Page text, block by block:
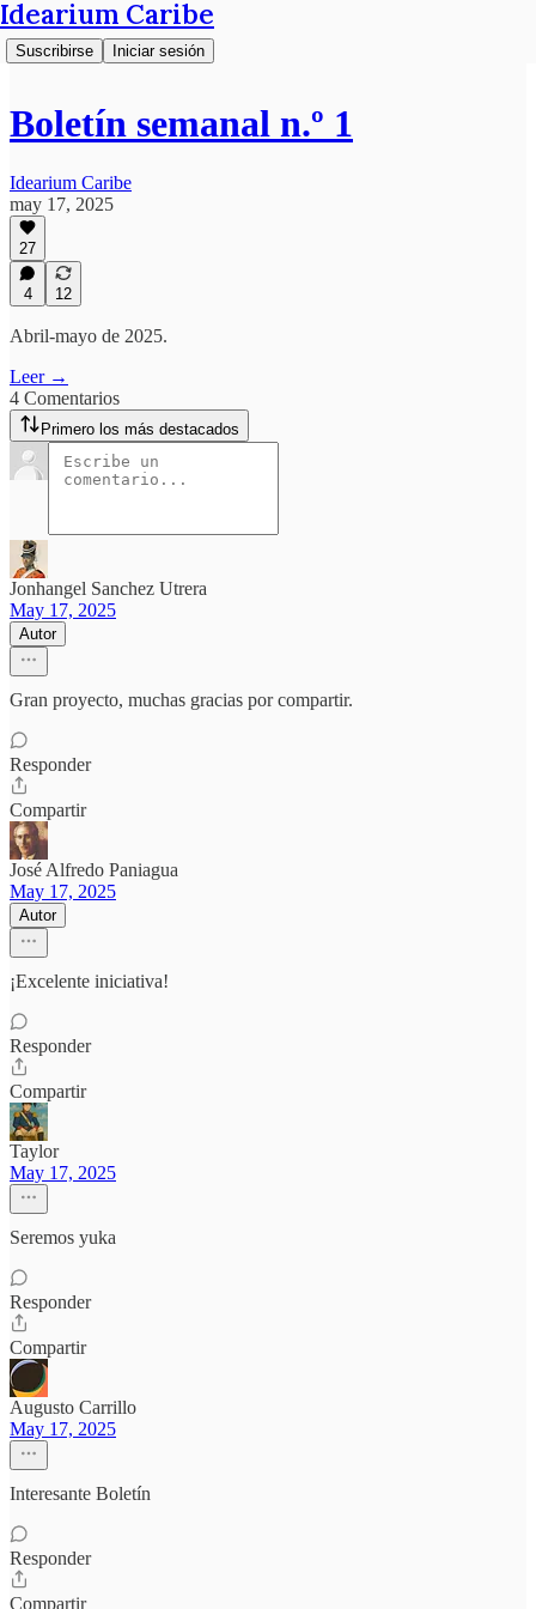
Idearium Caribe
Suscribirse Iniciar sesión
Boletín semanal n.º 1
Idearium Caribe
may 17, 2025
27
4 12
Abril-mayo de 2025.
Leer →
4 Comentarios
Primero los más destacados
Jonhangel Sanchez Utrera
May 17, 2025
Autor
Gran proyecto, muchas gracias por compartir.
Responder
Compartir
José Alfredo Paniagua
May 17, 2025
Autor
¡Excelente iniciativa!
Responder
Compartir
Taylor
May 17, 2025
Seremos yuka
Responder
Compartir
Augusto Carrillo
May 17, 2025
Interesante Boletín
Responder
Compartir